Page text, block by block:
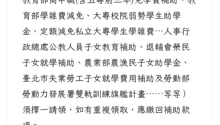
育部學雜費減免、大專校院弱勢學生助學
金、定額減免私立大專學生學雜費…人事行
政總處公教人員子女教育補助、退輔會榮民
子女就學補助、農業部農漁民子女助學金、
臺北市失業勞工子女就學費用補助及勞動部
勞動力發展署雙軌訓練旗艦計畫……等等）
須擇一請領，如有重複領取，應繳回補助款